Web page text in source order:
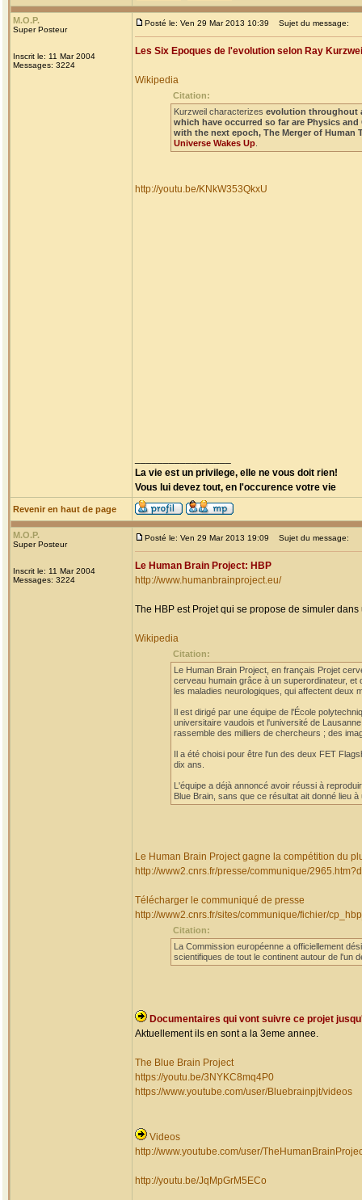
M.O.P.
Super Posteur
Inscrit le: 11 Mar 2004
Messages: 3224
Posté le: Ven 29 Mar 2013 10:39 Sujet du message:
Les Six Epoques de l'evolution selon Ray
Wikipedia
Citation:
Kurzweil characterizes evolution throughout
which have occurred so far are Physics
with the next epoch, The Merger of Human
Universe Wakes Up
http://youtu.be/KNkW353QkxU
La vie est un privilege, elle ne vous doit rien!
Vous lui devez tout, en l'occurence votre vie
Revenir en haut de page
M.O.P.
Super Posteur
Inscrit le: 11 Mar 2004
Messages: 3224
Posté le: Ven 29 Mar 2013 19:09 Sujet du message:
Le Human Brain Project: HBP
http://www.humanbrainproject.eu/
The HBP est Projet qui se propose de simuler
Wikipedia
Citation:
Le Human Brain Project, en français Projet
cerveau humain grâce à un superordinateur,
les maladies neurologiques, qui affectent deux
Il est dirigé par une équipe de l'École
universitaire vaudois et l'université de
rassemble des milliers de chercheurs ; des
Il a été choisi pour être l'un des deux FET
dix ans.
L'équipe a déjà annoncé avoir réussi à
Blue Brain, sans que ce résultat ait donné lieu
Le Human Brain Project gagne la compétition du
http://www2.cnrs.fr/presse/communique/
Télécharger le communiqué de presse
http://www2.cnrs.fr/sites/communique/fichier/
Citation:
La Commission européenne a officiellement
scientifiques de tout le continent autour de l'un
Documentaires qui vont suivre ce projet
Aktuellement ils en sont a la 3eme annee.
The Blue Brain Project
https://youtu.be/3NYKC8mq4P0
https://www.youtube.com/user/Bluebrainpjt/videos
Videos
http://www.youtube.com/user/
http://youtu.be/JqMpGrM5ECo